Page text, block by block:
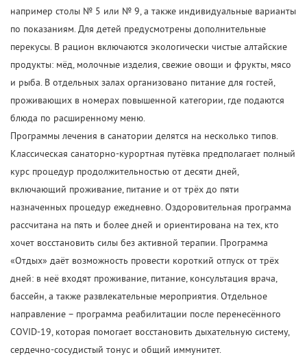
например столы № 5 или № 9, а также индивидуальные варианты
по показаниям. Для детей предусмотрены дополнительные
перекусы. В рацион включаются экологически чистые алтайские
продукты: мёд, молочные изделия, свежие овощи и фрукты, мясо
и рыба. В отдельных залах организовано питание для гостей,
проживающих в номерах повышенной категории, где подаются
блюда по расширенному меню.
Программы лечения в санатории делятся на несколько типов.
Классическая санаторно-курортная путёвка предполагает полный
курс процедур продолжительностью от десяти дней,
включающий проживание, питание и от трёх до пяти
назначенных процедур ежедневно. Оздоровительная программа
рассчитана на пять и более дней и ориентирована на тех, кто
хочет восстановить силы без активной терапии. Программа
«Отдых» даёт возможность провести короткий отпуск от трёх
дней: в неё входят проживание, питание, консультация врача,
бассейн, а также развлекательные мероприятия. Отдельное
направление – программа реабилитации после перенесённого
COVID-19, которая помогает восстановить дыхательную систему,
сердечно-сосудистый тонус и общий иммунитет.